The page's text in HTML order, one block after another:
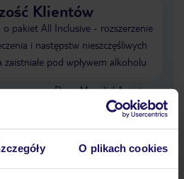
O plikach cookies
Klientów
o pakiet All Inclusive - rozszerzenie
i następstw nieszczęśliwych
pod wpływem alkoholu
Dane Mondial Assistance
wariantów ochrony»